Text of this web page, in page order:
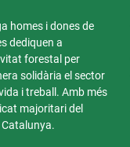
homes i dones de
dediquen a
forestal per
solidària el sector
i treball. Amb més
majoritari del